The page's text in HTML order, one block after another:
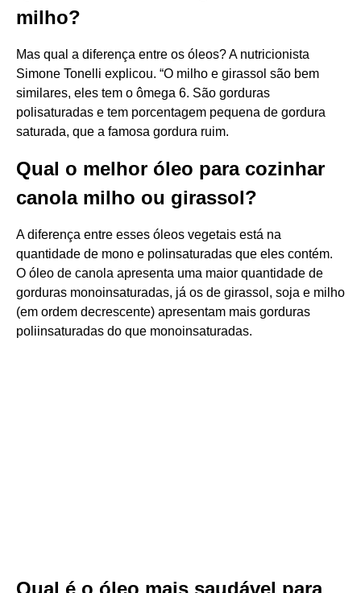
milho?
Mas qual a diferença entre os óleos? A nutricionista
Simone Tonelli explicou. “O milho e girassol são bem
similares, eles tem o ômega 6. São gorduras
polisaturadas e tem porcentagem pequena de gordura
saturada, que a famosa gordura ruim.
Qual o melhor óleo para cozinhar
canola milho ou girassol?
A diferença entre esses óleos vegetais está na
quantidade de mono e polinsaturadas que eles contém.
O óleo de canola apresenta uma maior quantidade de
gorduras monoinsaturadas, já os de girassol, soja e milho
(em ordem decrescente) apresentam mais gorduras
poliinsaturadas do que monoinsaturadas.
Qual é o óleo mais saudável para